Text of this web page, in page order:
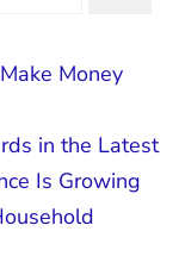
Money
in the Latest
Is Growing